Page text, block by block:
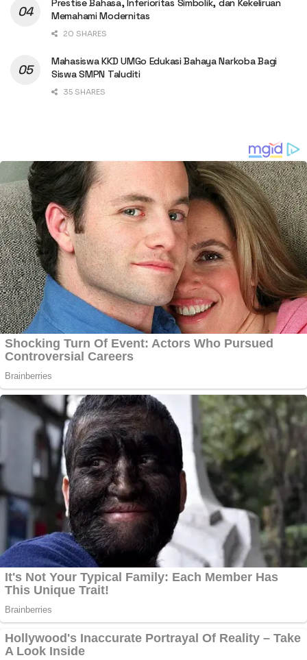
Prestise Bahasa, Inferioritas Simbolik, dan Kekeliruan
Memahami Modernitas
20 SHARES
Mahasiswa KKD UMGo Edukasi Bahaya Narkoba Bagi
Siswa SMPN Taluditi
35 SHARES